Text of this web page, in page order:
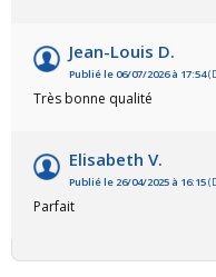
Jean-Louis D.
Publié le 06/07/2026 à 17:54
Très bonne qualité
Elisabeth V.
Publié le 26/04/2025 à 16:15
Parfait